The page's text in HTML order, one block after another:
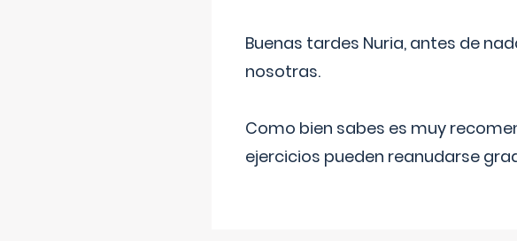
Buenas tardes Nuria, antes de
nosotras.
Como bien sabes es muy
ejercicios pueden reanudarse